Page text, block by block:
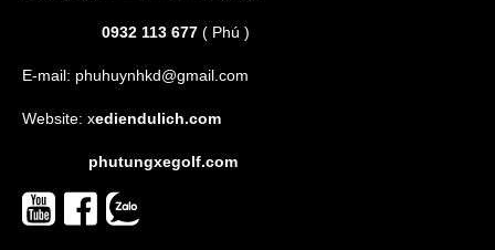
0932 113 677 ( Phú )
E-mail: phuhuynhkd@gmail.com
Website: xediendulich.com
phutungxegolf.com